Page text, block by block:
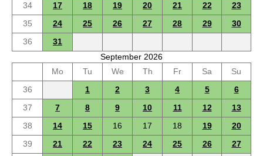
34
17 18 19 20 21 22
23
35
24 25 26 27 28 29
30
36
31
September 2026
Mo
Tu We Th Fr Sa
Su
36
1 2 3 4 5
6
37
7 8 9 10 11 12
13
38
14 15 16 17 18 19
20
39
21 22 23 24 25 26
27